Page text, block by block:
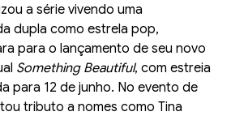
a série vivendo uma
dupla como estrela pop,
para o lançamento de seu novo
Something Beautiful, com estreia
para 12 de junho. No evento de
tributo a nomes como Tina